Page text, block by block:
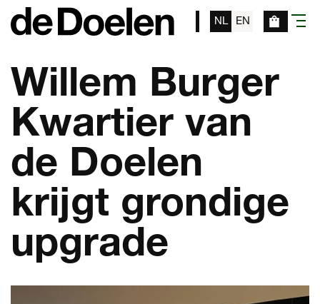
NL EN menu
Willem Burger
Kwartier van
de Doelen
krijgt grondige
upgrade